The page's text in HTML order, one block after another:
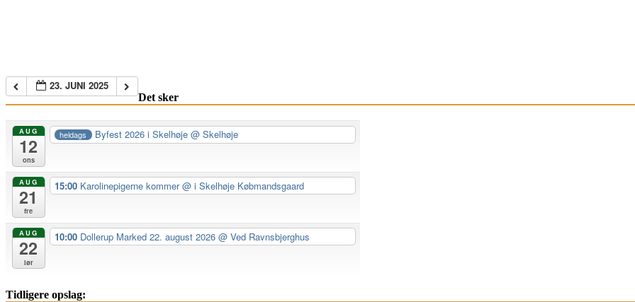
23. JUNI 2025
Det sker
AUG
12
ons
heldags Byfest 2026 i Skelhøje@ Skelhøje
AUG
21
fre
15:00 Karolinepigerne kommer@ i Skelhøje Købmandsgaard
AUG
22
lør
10:00 Dollerup Marked 22. august 2026 @ Ved Ravnsbjerghus
Tidligere opslag: